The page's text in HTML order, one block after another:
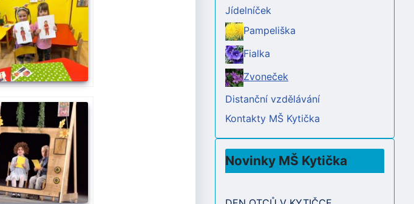
Jídelníček
Pampeliška
Fialka
Zvoneček
Distanční vzdělávání
Kontakty MŠ Kytička
Novinky MŠ Kytička